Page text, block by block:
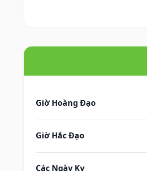
Giờ Hoàng Đạo
Giờ Hắc Đạo
Các Ngày Kỵ